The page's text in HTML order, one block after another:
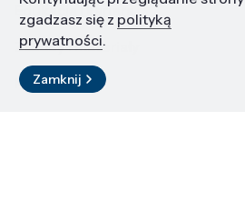
Edukacja i kariera
Zasoby i materiały
Kontakt
zgadzasz się z polityką
prywatności.
Zamknij